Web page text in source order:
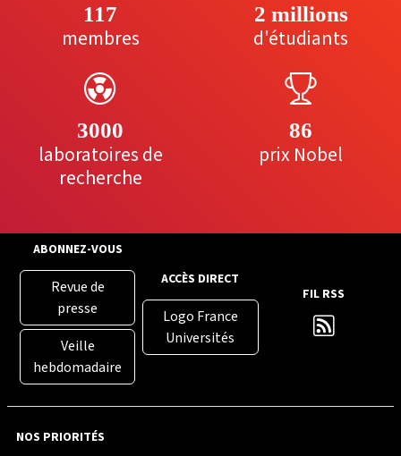
117
membres
2 millions
d'étudiants
3000
laboratoires de
recherche
86
prix Nobel
ABONNEZ-VOUS
Revue de
presse
Veille
hebdomadaire
ACCÈS DIRECT
Logo France
Universités
FIL RSS
NOS PRIORITÉS